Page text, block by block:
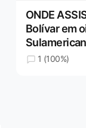
ONDE
Bolívar em
1 (100%)